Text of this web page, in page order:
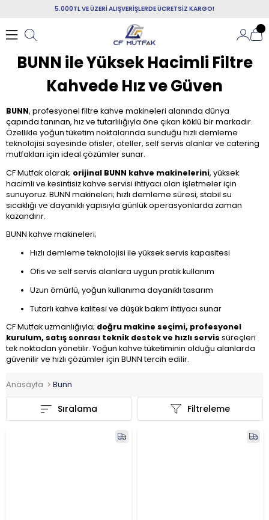
5.000TL VE ÜZERİ ALIŞVERİŞLERDE ÜCRETSİZ KARGO!
BUNN ile Yüksek Hacimli Filtre
Kahvede Hız ve Güven
BUNN, profesyonel filtre kahve makineleri alanında dünya
çapında tanınan, hız ve tutarlılığıyla öne çıkan köklü bir markadır.
Özellikle yoğun tüketim noktalarında sunduğu hızlı demleme
teknolojisi sayesinde ofisler, oteller, self servis alanlar ve catering
mutfakları için ideal çözümler sunar.
CF Mutfak olarak; orijinal BUNN kahve makinelerini, yüksek
hacimli ve kesintisiz kahve servisi ihtiyacı olan işletmeler için
sunuyoruz. BUNN makineleri; hızlı demleme süresi, stabil su
sıcaklığı ve dayanıklı yapısıyla günlük operasyonlarda zaman
kazandırır.
BUNN kahve makineleri;
Hızlı demleme teknolojisi ile yüksek servis kapasitesi
Ofis ve self servis alanlara uygun pratik kullanım
Uzun ömürlü, yoğun kullanıma dayanıklı tasarım
Tutarlı kahve kalitesi ve düşük bakım ihtiyacı sunar
CF Mutfak uzmanlığıyla; doğru makine seçimi, profesyonel
kurulum, satış sonrası teknik destek ve hızlı servis süreçleri
tek noktadan yönetilir. Yoğun kahve tüketiminin olduğu alanlarda
güvenilir ve hızlı çözümler için BUNN tercih edilir.
Anasayfa Bunn
Filtreleme
Sıralama